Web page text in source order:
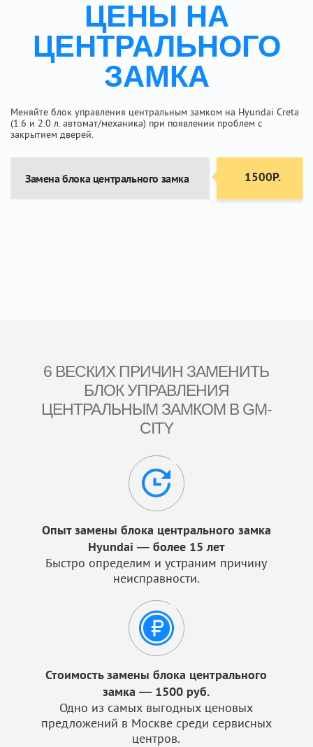
ЦЕНЫ НА
ЦЕНТРАЛЬНОГО
ЗАМКА
Меняйте блок управления центральным замком на Hyundai Creta
(1.6 и 2.0 л. автомат/механика) при появлении проблем с
закрытием дверей.
Замена блока центрального замка 1500Р.
6 ВЕСКИХ ПРИЧИН ЗАМЕНИТЬ
БЛОК УПРАВЛЕНИЯ
ЦЕНТРАЛЬНЫМ ЗАМКОМ В GM-
CITY
Опыт замены блока центрального замка
Hyundai — более 15 лет
Быстро определим и устраним причину
неисправности.
Стоимость замены блока центрального
замка — 1500 руб.
Одно из самых выгодных ценовых
предложений в Москве среди сервисных
центров.